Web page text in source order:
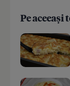
Pe aceeași